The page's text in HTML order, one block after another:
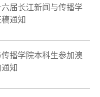
届长江新闻与传播学
通知
播学院本科生参加澳
知